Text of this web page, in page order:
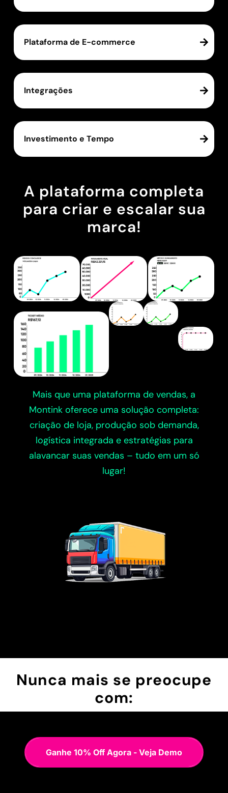
Plataforma de E-commerce
Integrações
Investimento e Tempo
A plataforma completa
para criar e escalar sua
marca!
Mais que uma plataforma de vendas, a
Montink oferece uma solução completa:
criação de loja, produção sob demanda,
logística integrada e estratégias para
alavancar suas vendas – tudo em um só
lugar!
Nunca mais se preocupe
com:
Ganhe 10% Off Agora - Veja Demo